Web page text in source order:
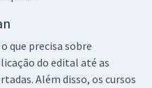
que precisa sobre
do edital até as
Além disso, os cursos